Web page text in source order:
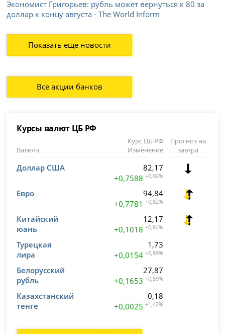
Экономист Григорьев: рубль может вернуться к 80 за
доллар к концу августа - The World Inform
Показать ещё новости
Все акции банков
Курсы валют ЦБ РФ
Валюта
Курс ЦБ РФ
Изменение
Прогноз на
завтра
Доллар США
82,17
+0,7588 +0,92%
Евро
94,84
+0,7781 +0,82%
Китайский
юань
12,17
+0,1018 +0,84%
Турецкая
лира
1,73
+0,0154 +0,89%
Белорусский
рубль
27,87
+0,1653 +0,59%
Казахстанский
тенге
0,18
+0,0025 +1,42%